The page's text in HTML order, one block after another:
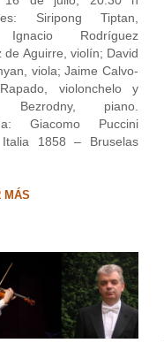
Siripong Tiptan,
Rodríguez
de Aguirre, violín; David
viola; Jaime Calvo-
violonchelo y
Bezrodny, piano.
Giacomo Puccini
Italia 1858 – Bruselas
MÁS